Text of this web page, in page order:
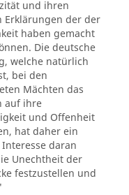
und ihren
Erklärungen der der
haben gemacht
Die deutsche
welche natürlich
bei den
Mächten das
auf ihre
und Offenheit
hat daher ein
daran
Unechtheit der
festzustellen und